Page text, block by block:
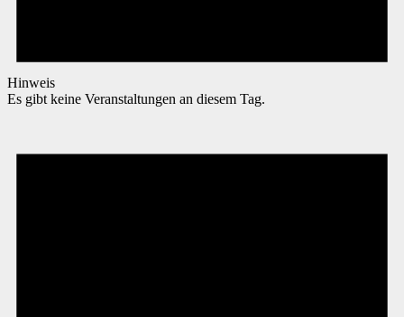
Hinweis
Es gibt keine Veranstaltungen an diesem Tag.